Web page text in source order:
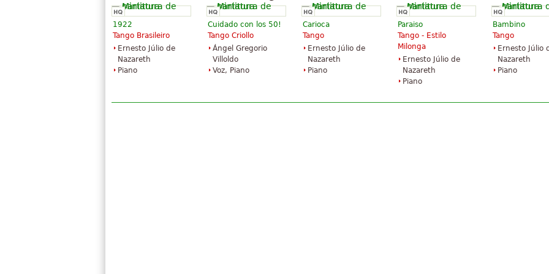
1922
Tango Brasileiro
Ernesto Júlio de
Nazareth
Piano
Cuidado con los 50!
Tango Criollo
Ángel Gregorio
Villoldo
Voz, Piano
Carioca
Tango
Ernesto Júlio de
Nazareth
Piano
Paraiso
Tango - Estilo
Milonga
Ernesto Júlio de
Nazareth
Piano
Bambino
Tango
Ernesto Júlio
Nazareth
Piano